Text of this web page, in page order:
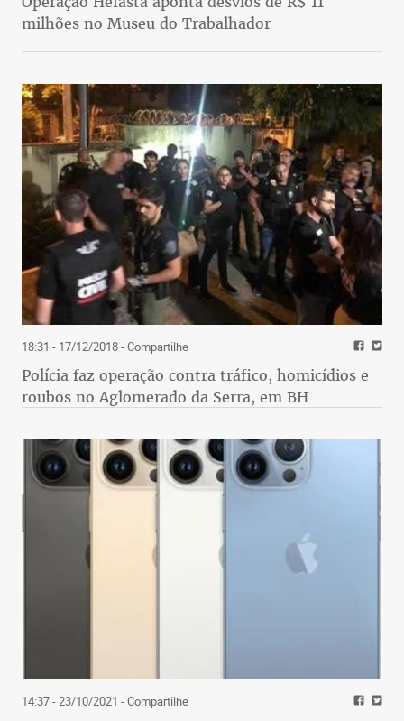
milhões no Museu do Trabalhador
18:31 - 17/12/2018- Compartilhe
Polícia faz operação contra tráfico, homicídios e
roubos no Aglomerado da Serra, em BH
14:37 - 23/10/2021 - Compartilhe